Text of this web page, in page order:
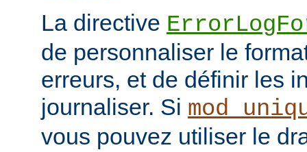
La directive
de personnaliser le
erreurs, et de définir les
journaliser. Si
vous pouvez utiliser le